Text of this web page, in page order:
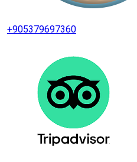
+905379697360